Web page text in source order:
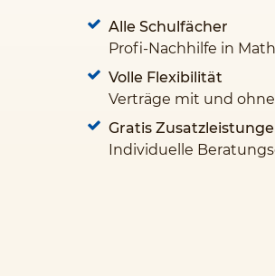
Alle Schulfächer
Profi-Nachhilfe in
Volle Flexibilität
Verträge mit und
Gratis
Individuelle